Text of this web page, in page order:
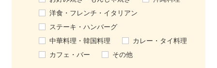
洋食・フレンチ・イタリアン
ステーキ・ハンバーグ
中華料理・韓国料理
カレー・タイ料理
カフェ・バー
その他